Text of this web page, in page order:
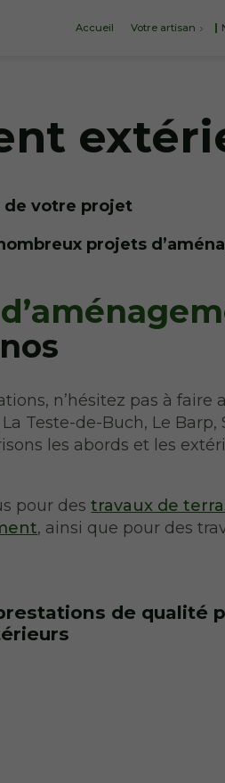
Accueil Votre artisan
de votre projet
projets
n’hésitez pas à faire
Teste-de-Buch, Le Barp,
les abords et les
pour destravaux de
, ainsi que pour des
de qualité